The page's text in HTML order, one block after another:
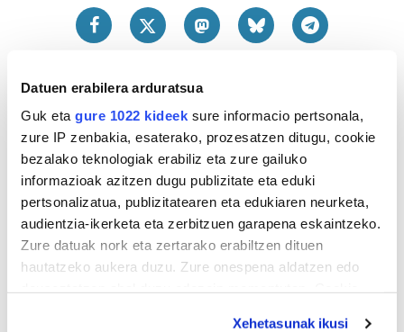
Datuen erabilera arduratsua
Guk eta gure 1022 kideek sure informacio pertsonala,
zure IP zenbakia, esaterako, prozesatzen ditugu, cookie
bezalako teknologiak erabiliz eta zure gailuko
informazioak azitzen dugu publizitate eta eduki
pertsonalizatua, publizitatearen eta edukiaren neurketa,
audientzia-ikerketa eta zerbitzuen garapena eskaintzeko.
Zure datuak nork eta zertarako erabiltzen dituen
hautatzeko aukera duzu. Zure onespena aldatzen edo
Xehetasunak ikusi